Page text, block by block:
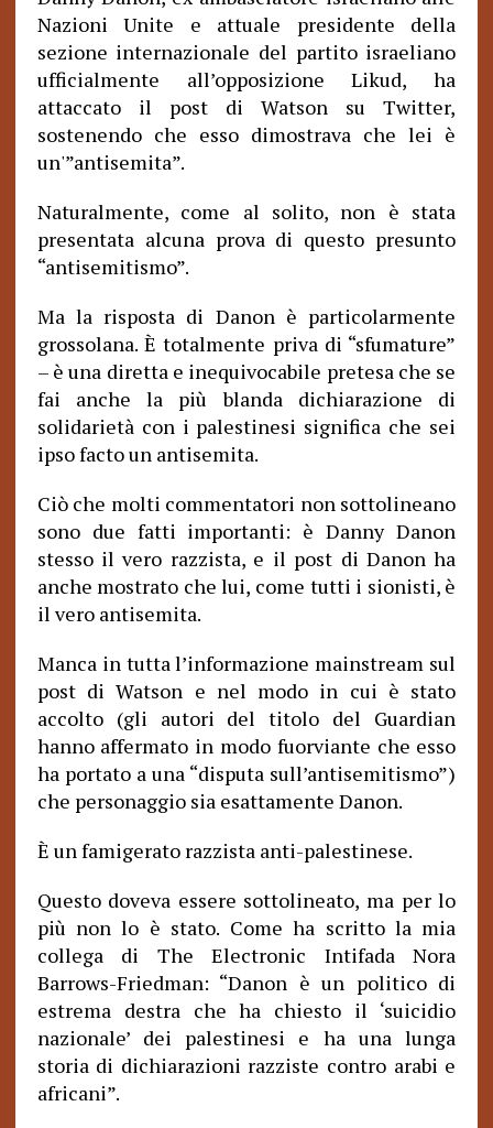
Nazioni Unite e attuale presidente della
sezione internazionale del partito israeliano
ufficialmente all’opposizione Likud, ha
attaccato il post di Watson su Twitter,
sostenendo che esso dimostrava che lei è
un'”antisemita”.
Naturalmente, come al solito, non è stata
presentata alcuna prova di questo presunto
“antisemitismo”.
Ma la risposta di Danon è particolarmente
grossolana. È totalmente priva di “sfumature”
– è una diretta e inequivocabile pretesa che se
fai anche la più blanda dichiarazione di
solidarietà con i palestinesi significa che sei
ipso facto un antisemita.
Ciò che molti commentatori non sottolineano
sono due fatti importanti: è Danny Danon
stesso il vero razzista, e il post di Danon ha
anche mostrato che lui, come tutti i sionisti, è
il vero antisemita.
Manca in tutta l’informazione mainstream sul
post di Watson e nel modo in cui è stato
accolto (gli autori del titolo del Guardian
hanno affermato in modo fuorviante che esso
ha portato a una “disputa sull’antisemitismo”)
che personaggio sia esattamente Danon.
È un famigerato razzista anti-palestinese.
Questo doveva essere sottolineato, ma per lo
più non lo è stato. Come ha scritto la mia
collega di The Electronic Intifada Nora
Barrows-Friedman: “Danon è un politico di
estrema destra che ha chiesto il ‘suicidio
nazionale’ dei palestinesi e ha una lunga
storia di dichiarazioni razziste contro arabi e
africani”.